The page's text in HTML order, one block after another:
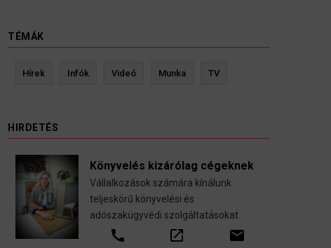
Kevin Ressler biztosítási szakértő
TÉMÁK
Hírek Infók Videó Munka TV
HIRDETÉS
Könyvelés kizárólag cégeknek
Vállalkozások számára kínálunk
teljeskörű könyvelési és
adószakügyvédi szolgáltatásokat
call open_in_new email